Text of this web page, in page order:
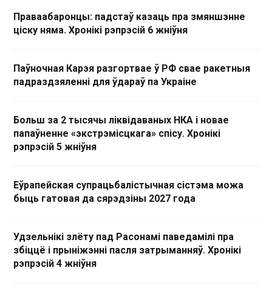
Праваабаронцы: падстаў казаць пра змяншэнне
ціску няма. Хронікі рэпрэсій 6 жніўня
Паўночная Карэя разгортвае ў РФ свае ракетныя
падраздзяленні для ўдараў па Украіне
Больш за 2 тысячы ліквідаваных НКА і новае
папаўненне «экстрэмісцкага» спісу. Хронікі
рэпрэсій 5 жніўня
Еўрапейская супрацьбалістычная сістэма можа
быць гатовая да сярэдзіны 2027 года
Удзельнікі злёту пад Расонамі паведамілі пра
збіццё і прыніжэнні пасля затрыманняў. Хронікі
рэпрэсій 4 жніўня